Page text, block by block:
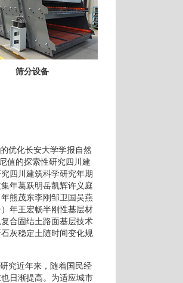
筛分设备
优化长安大学学报自然
值的探索性研究四川建
四川建筑科学研究年期
年葛跃明岳凯辉许义庭
熊茂东李刚邹卫国吴燕
年王宏畅半刚性基层材
合固结土路面基层技术
灰稳定土随时间变化规
究近年来，随着国民经
日渐提高。为适应城市